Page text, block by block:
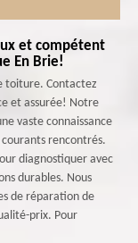
et compétent
En Brie!
toiture. Contactez
et assurée! Notre
vaste connaissance
rencontrés.
diagnostiquer avec
durables. Nous
de réparation de
prix. Pour